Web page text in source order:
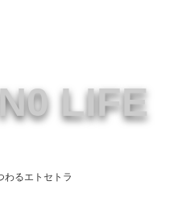
LIFE
わるエトセトラ